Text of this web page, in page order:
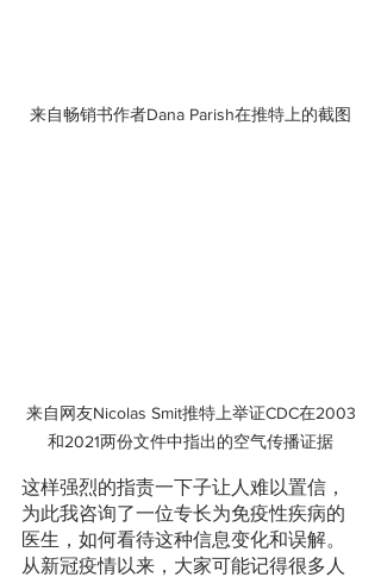
来自畅销书作者Dana Parish在推特上的截图
来自网友Nicolas Smit推特上举证CDC在2003
和2021两份文件中指出的空气传播证据
这样强烈的指责一下子让人难以置信，
为此我咨询了一位专长为免疫性疾病的
医生，如何看待这种信息变化和误解。
从新冠疫情以来，大家可能记得很多人